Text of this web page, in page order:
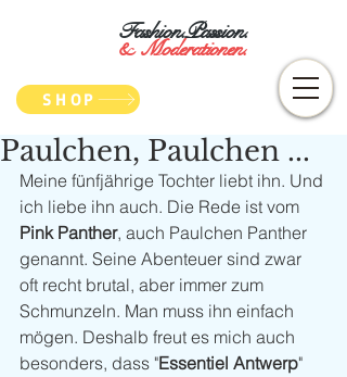
Fashion.Passion.
&Moderationen.
SHOP
Paulchen, Paulchen ...
Meine fünfjährige Tochter liebt ihn. Und
ich liebe ihn auch. Die Rede ist vom
Pink Panther, auch Paulchen Panther
genannt. Seine Abenteuer sind zwar
oft recht brutal, aber immer zum
Schmunzeln. Man muss ihn einfach
mögen. Deshalb freut es mich auch
besonders, dass "Essentiel Antwerp"